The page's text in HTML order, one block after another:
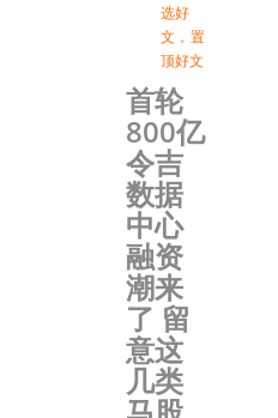
选好
文 ， 置
顶好文
首轮
800亿
令吉
数据
中心
融资
潮来
了 留
意这
几类